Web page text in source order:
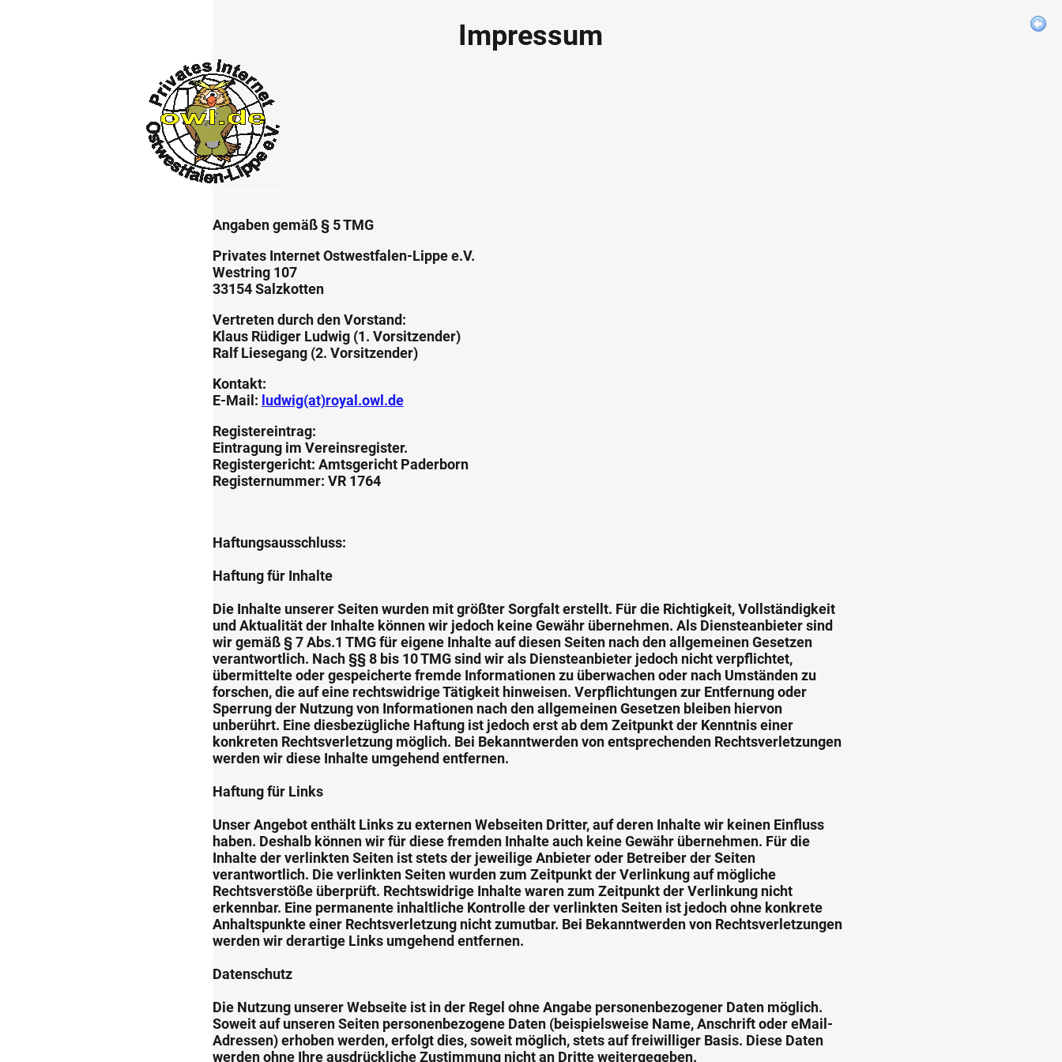
Impressum
Angaben gemäß § 5 TMG
Privates Internet Ostwestfalen-Lippe e.V.
Westring 107
33154 Salzkotten
Vertreten durch den Vorstand:
Klaus Rüdiger Ludwig (1. Vorsitzender)
Ralf Liesegang (2. Vorsitzender)
Kontakt:
E-Mail: ludwig(at)royal.owl.de
Registereintrag:
Eintragung im Vereinsregister.
Registergericht: Amtsgericht Paderborn
Registernummer: VR 1764
Haftungsausschluss:
Haftung für Inhalte
Die Inhalte unserer Seiten wurden mit größter Sorgfalt erstellt. Für die Richtigkeit, Vollständigkeit
und Aktualität der Inhalte können wir jedoch keine Gewähr übernehmen. Als Diensteanbieter sind
wir gemäß § 7 Abs.1 TMG für eigene Inhalte auf diesen Seiten nach den allgemeinen Gesetzen
verantwortlich. Nach §§ 8 bis 10 TMG sind wir als Diensteanbieter jedoch nicht verpflichtet,
übermittelte oder gespeicherte fremde Informationen zu überwachen oder nach Umständen zu
forschen, die auf eine rechtswidrige Tätigkeit hinweisen. Verpflichtungen zur Entfernung oder
Sperrung der Nutzung von Informationen nach den allgemeinen Gesetzen bleiben hiervon
unberührt. Eine diesbezügliche Haftung ist jedoch erst ab dem Zeitpunkt der Kenntnis einer
konkreten Rechtsverletzung möglich. Bei Bekanntwerden von entsprechenden Rechtsverletzungen
werden wir diese Inhalte umgehend entfernen.
Haftung für Links
Unser Angebot enthält Links zu externen Webseiten Dritter, auf deren Inhalte wir keinen Einfluss
haben. Deshalb können wir für diese fremden Inhalte auch keine Gewähr übernehmen. Für die
Inhalte der verlinkten Seiten ist stets der jeweilige Anbieter oder Betreiber der Seiten
verantwortlich. Die verlinkten Seiten wurden zum Zeitpunkt der Verlinkung auf mögliche
Rechtsverstöße überprüft. Rechtswidrige Inhalte waren zum Zeitpunkt der Verlinkung nicht
erkennbar. Eine permanente inhaltliche Kontrolle der verlinkten Seiten ist jedoch ohne konkrete
Anhaltspunkte einer Rechtsverletzung nicht zumutbar. Bei Bekanntwerden von Rechtsverletzungen
werden wir derartige Links umgehend entfernen.
Datenschutz
Die Nutzung unserer Webseite ist in der Regel ohne Angabe personenbezogener Daten möglich.
Soweit auf unseren Seiten personenbezogene Daten (beispielsweise Name, Anschrift oder eMail-
Adressen) erhoben werden, erfolgt dies, soweit möglich, stets auf freiwilliger Basis. Diese Daten
werden ohne Ihre ausdrückliche Zustimmung nicht an Dritte weitergegeben.